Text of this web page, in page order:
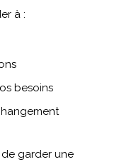
à :
besoins
garder une